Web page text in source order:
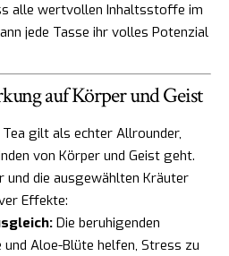
alle wertvollen Inhaltsstoffe im
jede Tasse ihr volles Potenzial
auf Körper und Geist
gilt als echter Allrounder,
von Körper und Geist geht.
und die ausgewählten Kräuter
Effekte:
Die beruhigenden
Aloe-Blüte helfen, Stress zu